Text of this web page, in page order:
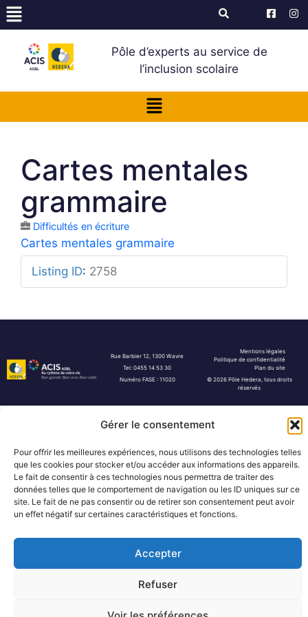
Gérer le consentement
Pour offrir les meilleures expériences, nous utilisons des technologies telles
que les cookies pour stocker et/ou accéder aux informations des appareils.
Le fait de consentir à ces technologies nous permettra de traiter des
données telles que le comportement de navigation ou les ID uniques sur ce
site. Le fait de ne pas consentir ou de retirer son consentement peut avoir
un effet négatif sur certaines caractéristiques et fonctions.
Accepter
Refuser
Pôle d’experts au service de
l’inclusion scolaire
Cartes mentales
grammaire
Difficultés en écriture
Cartes mentales grammaire
Listing ID: 2758
Rue Barbier 12, 1300 Wavre
Tel: 0455 14 53 30
Numéro FASE : 11020
Mentions légales
Politique de confidentialité
Plan du site
© 2026 Pôle Hedera, tous droits
réservés